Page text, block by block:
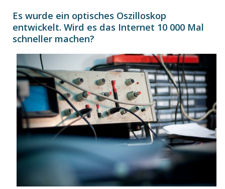
Es wurde ein optisches Oszilloskop
entwickelt. Wird es das Internet 10 000 Mal
schneller machen?